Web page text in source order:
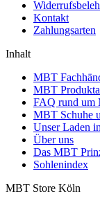
Kontakt
Zahlungsarten
Inhalt
MBT
MBT
FAQ rund um
MBT Schuhe
Unser Laden
Über uns
Das MBT
Sohlenindex
MBT Store Köln